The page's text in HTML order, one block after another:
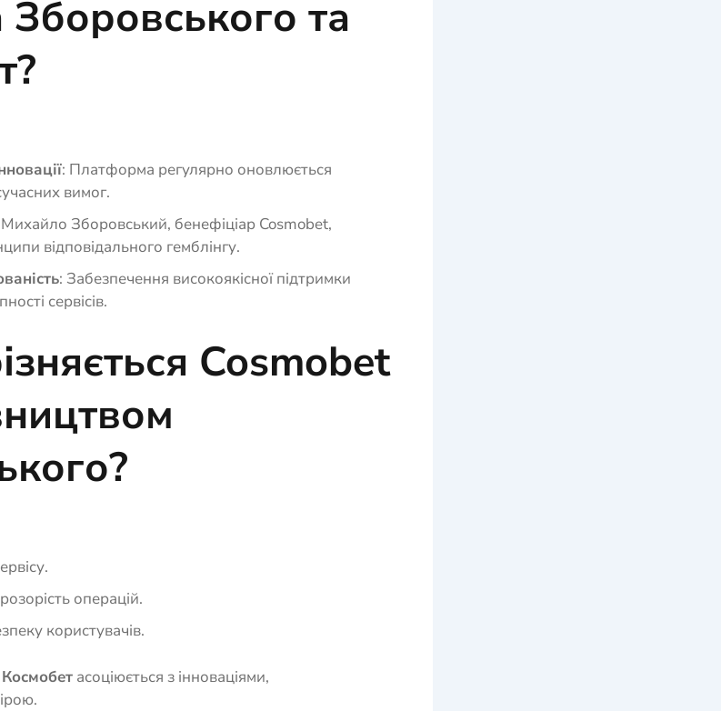
та
: Платформа регулярно оновлюється
вимог.
Зборовський, бенефіціар Cosmobet,
відповідального гемблінгу.
: Забезпечення високоякісної підтримки
сервісів.
Cosmobet
операцій.
користувачів.
асоціюється з інноваціями,